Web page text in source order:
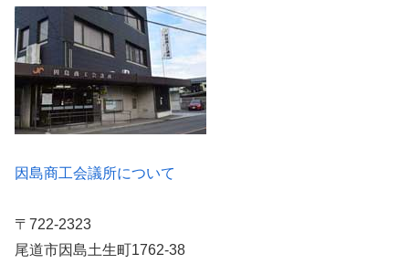
因島商工会議所について
〒722-2323
尾道市因島土生町1762-38